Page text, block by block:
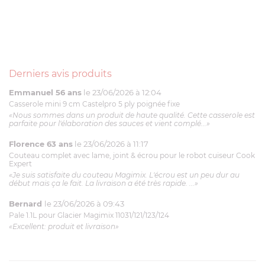
Derniers avis produits
Emmanuel 56 ans le 23/06/2026 à 12:04
Casserole mini 9 cm Castelpro 5 ply poignée fixe
«Nous sommes dans un produit de haute qualité. Cette casserole est
parfaite pour l'élaboration des sauces et vient complé...»
Florence 63 ans le 23/06/2026 à 11:17
Couteau complet avec lame, joint & écrou pour le robot cuiseur Cook
Expert
«Je suis satisfaite du couteau Magimix. L'écrou est un peu dur au
début mais ça le fait. La livraison a été très rapide. ...»
Bernard le 23/06/2026 à 09:43
Pale 1.1L pour Glacier Magimix 11031/121/123/124
«Excellent: produit et livraison»